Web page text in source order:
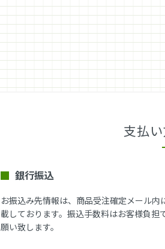
支払
銀行振込
お振込み先情報は、商品受注確定メール内
載しております。振込手数料はお客様負担
願い致します。